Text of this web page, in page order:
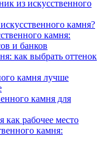
из искусственного
камня?
камня:
и банков
как выбрать оттенок
камня лучше
камня для
как рабочее место
камня: